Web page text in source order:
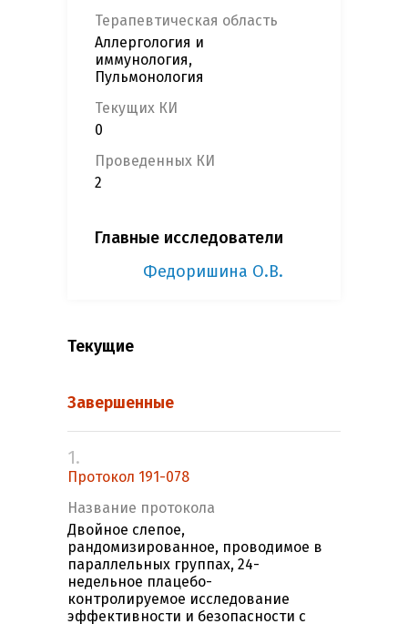
Терапевтическая область
Аллергология и
иммунология,
Пульмонология
Текущих КИ
0
Проведенных КИ
2
Главные исследователи
Федоришина О.В.
Текущие
Завершенные
1.
Протокол 191-078
Название протокола
Двойное слепое,
рандомизированное, проводимое в
параллельных группах, 24-
недельное плацебо-
контролируемое исследование
эффективности и безопасности с